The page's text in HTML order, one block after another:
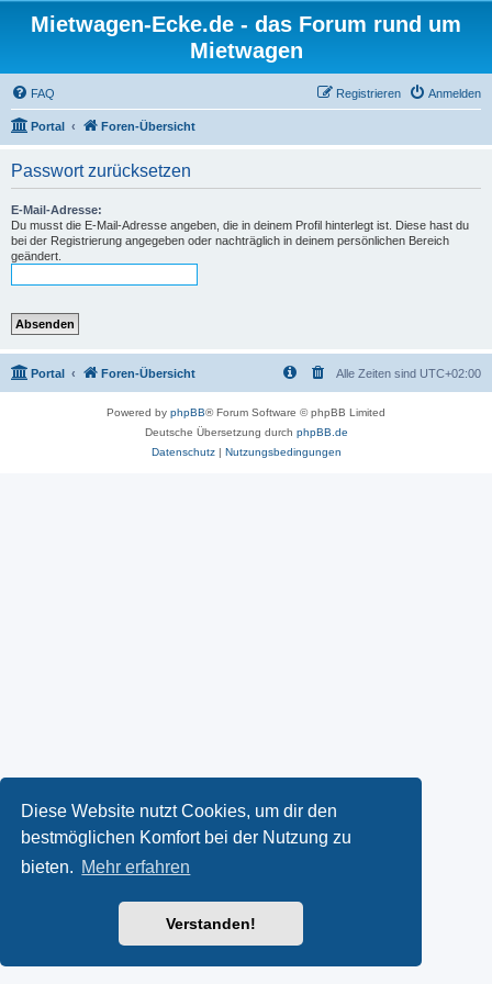
Diese Website nutzt Cookies, um dir den
bestmöglichen Komfort bei der Nutzung zu
bieten. Mehr erfahren
Verstanden!
Mietwagen-Ecke.de - das Forum rund um
Mietwagen
FAQ Anmelden
Registrieren
Portal Foren-Übersicht
Passwort zurücksetzen
E-Mail-Adresse:
Du musst die E-Mail-Adresse angeben, die in deinem Profil hinterlegt ist. Diese hast du
bei der Registrierung angegeben oder nachträglich in deinem persönlichen Bereich
geändert.
Portal Foren-Übersicht Alle Zeiten sind UTC+02:00
Powered by phpBB® Forum Software © phpBB Limited
Deutsche Übersetzung durch phpBB.de
Datenschutz| Nutzungsbedingungen